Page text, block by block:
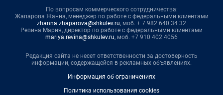
По вопросам коммерческого сотрудничества:
Жапарова Жанна, менеджер по работе с федеральными клиентами
zhanna.zhaparova@shkulev.ru, моб. + 7 982 640 34 32
Ревина Мария, директор по работе с федеральными клиентами
mariya.revina@shkulev.ru, моб. +7 910 402 4056
Редакция сайта не несет ответственности за достоверность
информации, содержащейся в рекламных объявлениях.
Информация об ограничениях
Политика использования cookies